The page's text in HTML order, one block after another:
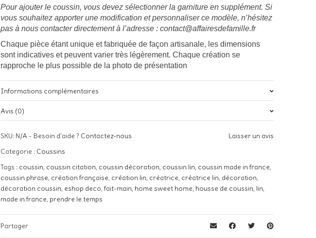
Pour ajouter le coussin, vous devez sélectionner la garniture en supplément. Si
vous souhaitez apporter une modification et personnaliser ce modèle, n’hésitez
pas à nous contacter directement à l’adresse : contact@affairesdefamille.fr
Chaque pièce étant unique et fabriquée de façon artisanale, les dimensions
sont indicatives et peuvent varier très légèrement. Chaque création se
rapproche le plus possible de la photo de présentation
Informations complémentaires
Poids ND
Tissu
01 Naturel, 02 Blanc, 03 Ecru, 04 Blanc Cassé, 05 Bleu, 06 Bleu,
Couleur pochoir
Noir, Blanc, Blanc cassé, Rouge, Or, Argent, Bleu Marine, Taupe,
Fuchsia, Bordeaux
Garniture Avec, Sans
Avis (0)
Votre note*
SKU: N/A - Besoin d'aide ? Contactez-nous
Laisser un avis
Categorie : Coussins
Tags : coussin, coussin citation, coussin décoration, coussin lin, coussin made in france,
coussin phrase, création française, création lin, créatrice, créatrice lin, décoration,
décoration coussin, eshop deco,fait-main, home sweet home, housse de coussin, lin,
made in france, prendre le temps
Partager